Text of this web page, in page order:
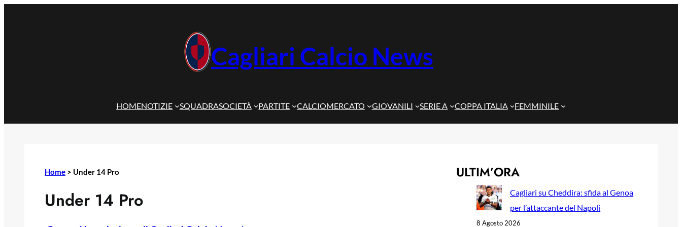
Cagliari Calcio News
HOMENOTIZIE SQUADRASOCIETÀ PARTITE CALCIOMERCATO GIOVANILI SERIE A COPPA ITALIA FEMMINILE
Home > Under 14 Pro
Under 14 Pro
ULTIM’ORA
Cagliari su Cheddira: sfida al Genoa
per l’attaccante del Napoli
8 Agosto 2026